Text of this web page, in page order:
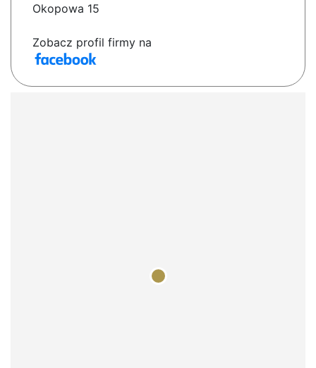
Okopowa 15
Zobacz profil firmy na